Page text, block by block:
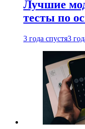
Лучшие
тесты по
3 года спустя3